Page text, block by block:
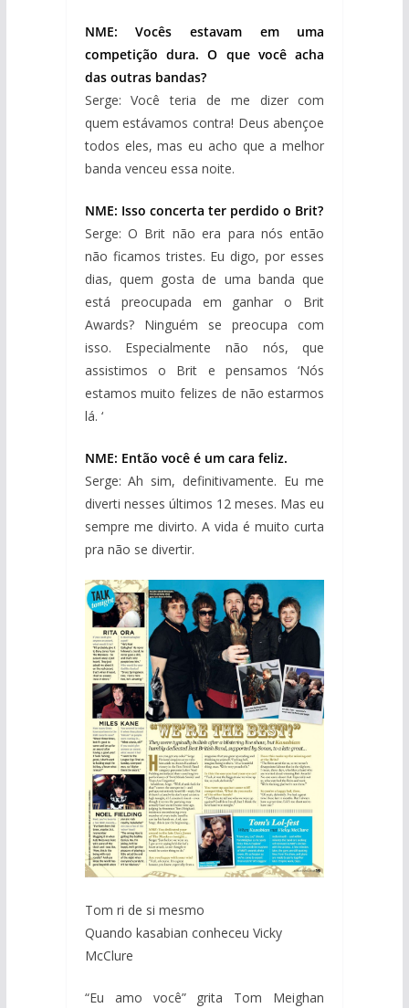
NME: Vocês estavam em uma
competição dura. O que você acha
das outras bandas?
Serge: Você teria de me dizer com
quem estávamos contra! Deus abençoe
todos eles, mas eu acho que a melhor
banda venceu essa noite.
NME: Isso concerta ter perdido o Brit?
Serge: O Brit não era para nós então
não ficamos tristes. Eu digo, por esses
dias, quem gosta de uma banda que
está preocupada em ganhar o Brit
Awards? Ninguém se preocupa com
isso. Especialmente não nós, que
assistimos o Brit e pensamos ‘Nós
estamos muito felizes de não estarmos
lá. ‘
NME: Então você é um cara feliz.
Serge: Ah sim, definitivamente. Eu me
diverti nesses últimos 12 meses. Mas eu
sempre me divirto. A vida é muito curta
pra não se divertir.
Tom ri de si mesmo
Quando kasabian conheceu Vicky
McClure
“Eu amo você” grita Tom Meighan